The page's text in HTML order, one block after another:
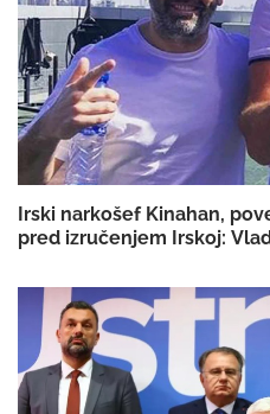
Irski narkošef Kinahan,
pred izručenjem Irskoj: